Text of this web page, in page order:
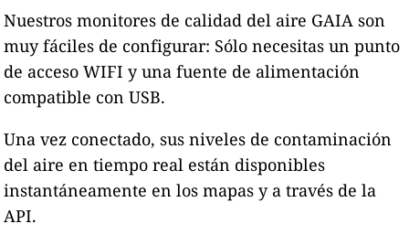
Nuestros monitores de calidad del aire GAIA son
muy fáciles de configurar: Sólo necesitas un punto
de acceso WIFI y una fuente de alimentación
compatible con USB.
Una vez conectado, sus niveles de contaminación
del aire en tiempo real están disponibles
instantáneamente en los mapas y a través de la
API.